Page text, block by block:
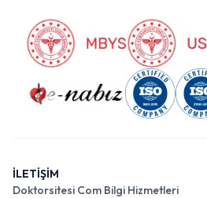
İLETİŞİM
Doktorsitesi Com Bilgi Hizmetleri